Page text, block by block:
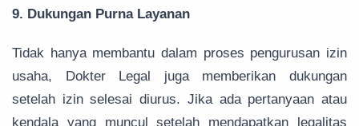
9. Dukungan Purna Layanan
Tidak hanya membantu dalam proses pengurusan izin
usaha, Dokter Legal juga memberikan dukungan
setelah izin selesai diurus. Jika ada pertanyaan atau
kendala yang muncul setelah mendapatkan legalitas